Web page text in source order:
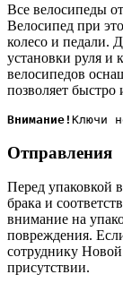
Все велосипеды
Велосипед при
колесо и педали.
установки руля и
велосипедов
позволяет быстро
Внимание!
Отправления
Перед упаковкой
брака и
внимание на
повреждения.
сотруднику
присутствии.